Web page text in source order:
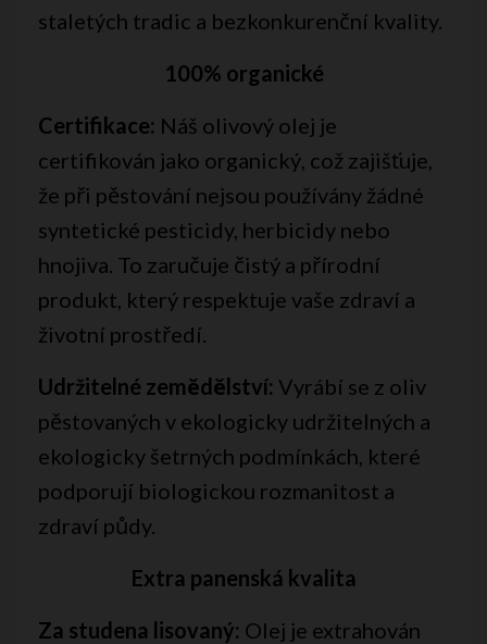
staletých tradic a bezkonkurenční kvality.
100% organické
Certifikace: Náš olivový olej je
certifikován jako organický, což zajišťuje,
že při pěstování nejsou používány žádné
syntetické pesticidy, herbicidy nebo
hnojiva. To zaručuje čistý a přírodní
produkt, který respektuje vaše zdraví a
životní prostředí.
Udržitelné zemědělství: Vyrábí se z oliv
pěstovaných v ekologicky udržitelných a
ekologicky šetrných podmínkách, které
podporují biologickou rozmanitost a
zdraví půdy.
Extra panenská kvalita
Za studena lisovaný: Olej je extrahován